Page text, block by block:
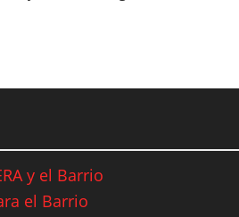
y el Barrio
el Barrio